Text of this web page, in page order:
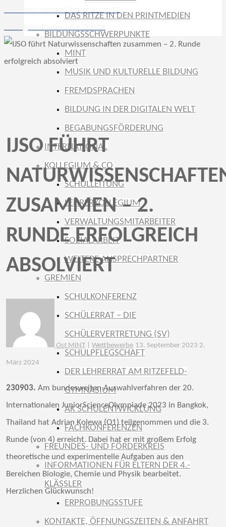
DAS RITZE IN DEN PRINTMEDIEN
BILDUNGSSCHWERPUNKTE
MINT
MUSIK UND KULTURELLE BILDUNG
FREMDSPRACHEN
BILDUNG IN DER DIGITALEN WELT
BEGABUNGSFÖRDERUNG
INTERNATIONAL
KOLLEGIUM & CO
SCHULLEITUNG
LEHRERKOLLEGIUM
VERWALTUNGSMITARBEITER
SOZIALARBEIT
WEITERE ANSPRECHPARTNER
GREMIEN
SCHULKONFERENZ
SCHÜLERRAT – DIE
SCHÜLERVERTRETUNG (SV)
SCHULPFLEGSCHAFT
DER LEHRERRAT AM RITZEFELD-
GYMNASIUM
AK SCHULENTWICKLUNG
FACHKONFERENZEN
FREUNDES- UND FÖRDERKREIS
INFORMATIONEN FÜR ELTERN DER 4.-
KLÄSSLER
ERPROBUNGSSTUFE
KONTAKTE, ÖFFNUNGSZEITEN & ANFAHRT
IJSO FÜHRT
ZUSAMMEN – 2.
RUNDE ERFOLGREICH
ABSOLVIERT
Ost MINT Wettbewerbe 13. September 2023 2.
März 2024
230903. Am bundesweiten Auswahlverfahren der 20.
Internationalen JuniorScienceOlympiade 2023 in Bangkok,
Thailand hat Adrian Kolewa (Q1) teilgenommen und die 3.
Runde (von 4) erreicht. Dabei hat er mit großem Erfolg
theoretische und experimentelle Aufgaben aus den
Bereichen Biologie, Chemie und Physik bearbeitet.
Herzlichen Glückwunsch!